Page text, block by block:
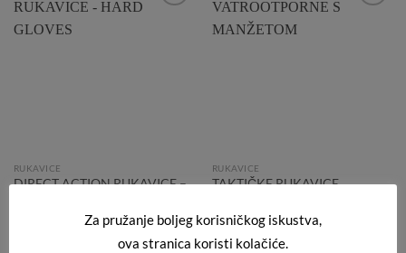
RUKAVICE
DIRECT ACTION RUKAVICE –
RUKAVICE
TAKTIČKE RUKAVICE
MANŽETOM
Za pružanje boljeg korisničkog iskustva,
ova stranica koristi kolačiće.